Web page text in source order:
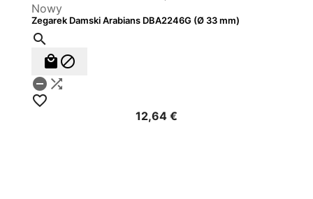
Nowy
Zegarek Damski Arabians DBA2246G (Ø 33 mm)

 
 

12,64 €